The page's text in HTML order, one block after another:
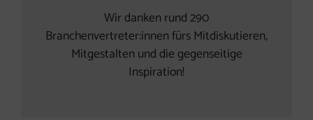
Wir danken rund 290
Branchenvertreter:innen fürs Mitdiskutieren,
Mitgestalten und die gegenseitige
Inspiration!